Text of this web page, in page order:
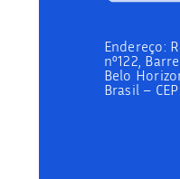
Endereço:
nº122,
Belo
Brasil –